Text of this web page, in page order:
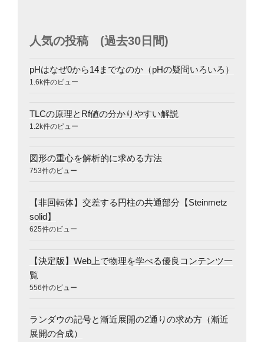
人気の投稿 (過去30日間)
pHはなぜ0から14までなのか（pHの疑問いろいろ）
1.6k件のビュー
TLCの原理とRf値の分かりやすい解説
1.2k件のビュー
図形の重心を解析的に求める方法
753件のビュー
【非回転体】交差する円柱の共通部分【Steinmetz
solid】
625件のビュー
【決定版】Web上で物理を学べる優良コンテンツ一
覧
556件のビュー
ランダウの記号と漸近展開の2通りの求め方（漸近
展開の合成）